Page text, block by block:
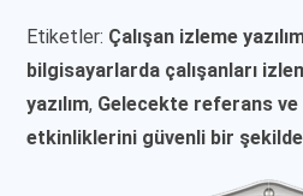
Etiketler: Çalışan izleme
bilgisayarlarda çalışanları
yazılım, Gelecekte referans ve
etkinliklerini güvenli bir